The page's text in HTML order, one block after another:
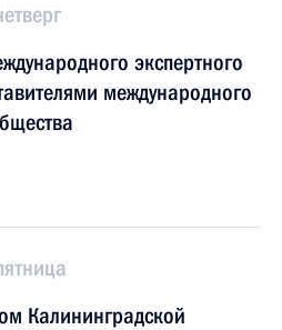
экспертного
международного
Калининградской